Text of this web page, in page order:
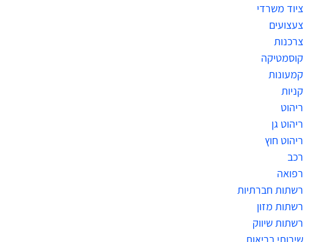
ציוד משרדי
צעצועים
צרכנות
קוסמטיקה
קמעונות
קניות
ריהוט
ריהוט גן
ריהוט חוץ
רכב
רפואה
רשתות חברתיות
רשתות מזון
רשתות שיווק